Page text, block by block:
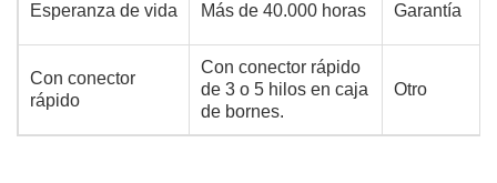
Esperanza de vida Más de 40.000 horas Garantía
Con conector
rápido
Con conector rápido
de 3 o 5 hilos en caja
de bornes.
Otro